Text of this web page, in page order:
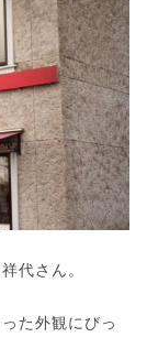
代さん。
た外観にびっ